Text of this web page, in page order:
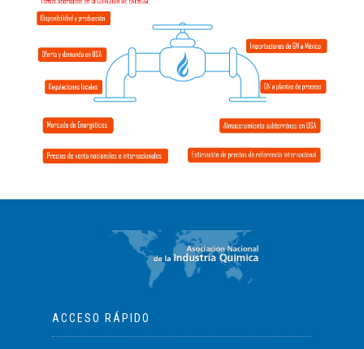
ACCESO RÁPIDO